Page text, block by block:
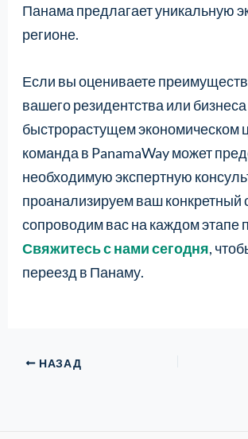
Панама предлагает уникальную
регионе.
Если вы оцениваете
вашего резидентства или бизнеса
быстрорастущем экономическом
команда в PanamaWay может
необходимую экспертную
проанализируем ваш конкретный
сопроводим вас на каждом этапе
Свяжитесь с нами сегодня,
переезд в Панаму.
НАЗАД